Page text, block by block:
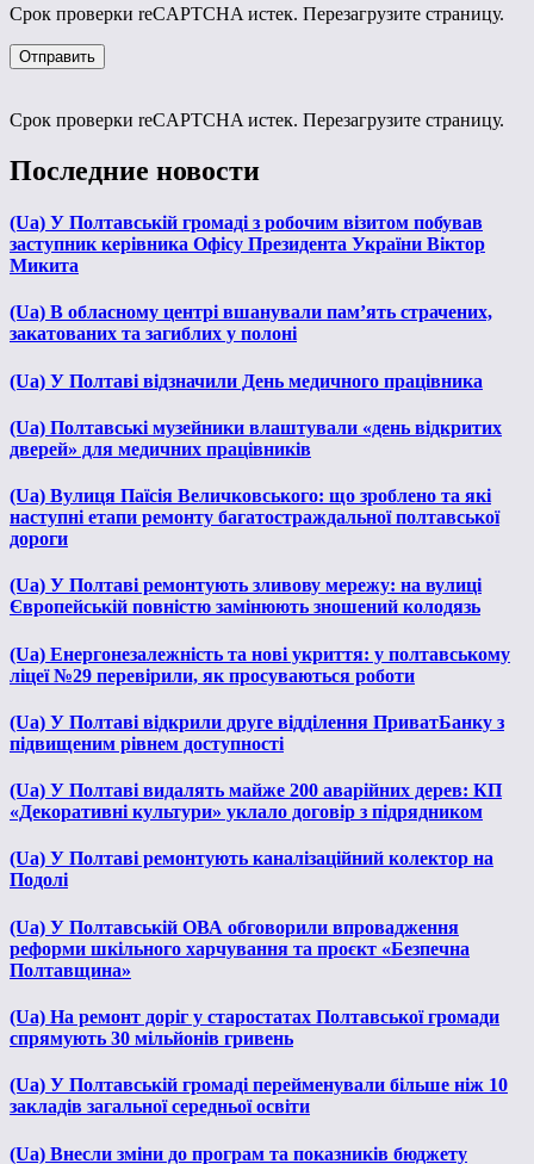
Срок проверки reCAPTCHA истек. Перезагрузите страницу.
Срок проверки reCAPTCHA истек. Перезагрузите страницу.
Последние новости
(Ua) У Полтавській громаді з робочим візитом побував
заступник керівника Офісу Президента України Віктор
Микита
(Ua) В обласному центрі вшанували пам’ять страчених,
закатованих та загиблих у полоні
(Ua) У Полтаві відзначили День медичного працівника
(Ua) Полтавські музейники влаштували «день відкритих
дверей» для медичних працівників
(Ua) Вулиця Паїсія Величковського: що зроблено та які
наступні етапи ремонту багатостраждальної полтавської
дороги
(Ua) У Полтаві ремонтують зливову мережу: на вулиці
Європейській повністю замінюють зношений колодязь
(Ua) Енергонезалежність та нові укриття: у полтавському
ліцеї №29 перевірили, як просуваються роботи
(Ua) У Полтаві відкрили друге відділення ПриватБанку з
підвищеним рівнем доступності
(Ua) У Полтаві видалять майже 200 аварійних дерев: КП
«Декоративні культури» уклало договір з підрядником
(Ua) У Полтаві ремонтують каналізаційний колектор на
Подолі
(Ua) У Полтавській ОВА обговорили впровадження
реформи шкільного харчування та проєкт «Безпечна
Полтавщина»
(Ua) На ремонт доріг у старостатах Полтавської громади
спрямують 30 мільйонів гривень
(Ua) У Полтавській громаді перейменували більше ніж 10
закладів загальної середньої освіти
(Ua) Внесли зміни до програм та показників бюджету